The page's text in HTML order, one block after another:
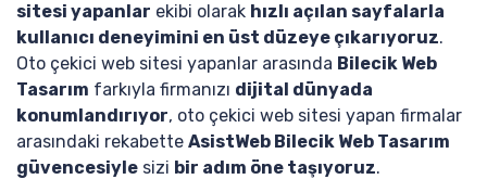
sitesi yapanlar ekibi olarak hızlı açılan sayfalarla
kullanıcı deneyimini en üst düzeye çıkarıyoruz.
Oto çekici web sitesi yapanlar arasında Bilecik Web
Tasarım farkıyla firmanızı dijital dünyada
konumlandırıyor, oto çekici web sitesi yapan firmalar
arasındaki rekabette AsistWeb Bilecik Web Tasarım
güvencesiyle sizi bir adım öne taşıyoruz.